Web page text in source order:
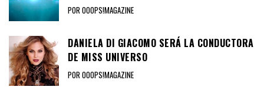
POR OOOPS!MAGAZINE
DANIELA DI GIACOMO SERÁ LA CONDUCTORA
DE MISS UNIVERSO
POR OOOPS!MAGAZINE